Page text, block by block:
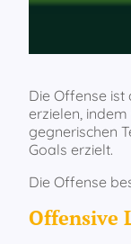
Die Offense
erzielen,
gegnerischen
Goals erzielt.
Die Offense
Offensive